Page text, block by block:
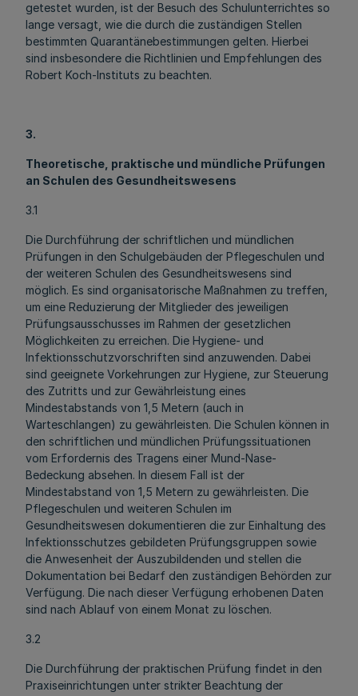
getestet wurden, ist der Besuch des Schulunterrichtes so
lange versagt, wie die durch die zuständigen Stellen
bestimmten Quarantänebestimmungen gelten. Hierbei
sind insbesondere die Richtlinien und Empfehlungen des
Robert Koch-Instituts zu beachten.
3.
Theoretische, praktische und mündliche Prüfungen
an Schulen des Gesundheitswesens
3.1
Die Durchführung der schriftlichen und mündlichen
Prüfungen in den Schulgebäuden der Pflegeschulen und
der weiteren Schulen des Gesundheitswesens sind
möglich. Es sind organisatorische Maßnahmen zu treffen,
um eine Reduzierung der Mitglieder des jeweiligen
Prüfungsausschusses im Rahmen der gesetzlichen
Möglichkeiten zu erreichen. Die Hygiene- und
Infektionsschutzvorschriften sind anzuwenden. Dabei
sind geeignete Vorkehrungen zur Hygiene, zur Steuerung
des Zutritts und zur Gewährleistung eines
Mindestabstands von 1,5 Metern (auch in
Warteschlangen) zu gewährleisten. Die Schulen können in
den schriftlichen und mündlichen Prüfungssituationen
vom Erfordernis des Tragens einer Mund-Nase-
Bedeckung absehen. In diesem Fall ist der
Mindestabstand von 1,5 Metern zu gewährleisten. Die
Pflegeschulen und weiteren Schulen im
Gesundheitswesen dokumentieren die zur Einhaltung des
Infektionsschutzes gebildeten Prüfungsgruppen sowie
die Anwesenheit der Auszubildenden und stellen die
Dokumentation bei Bedarf den zuständigen Behörden zur
Verfügung. Die nach dieser Verfügung erhobenen Daten
sind nach Ablauf von einem Monat zu löschen.
3.2
Die Durchführung der praktischen Prüfung findet in den
Praxiseinrichtungen unter strikter Beachtung der